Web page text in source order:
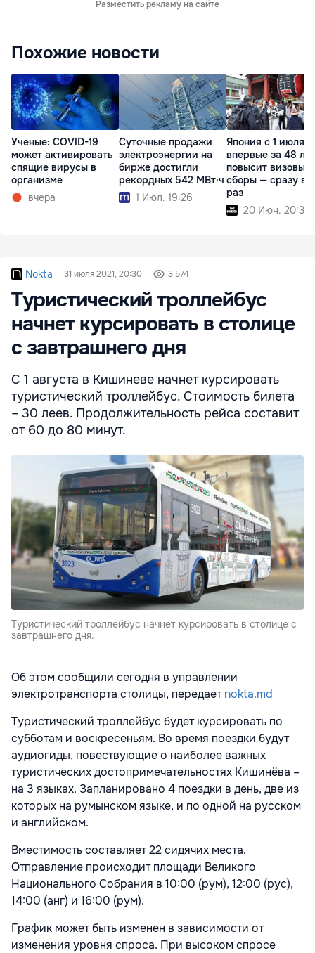
Разместить рекламу на сайте
Похожие новости
Ученые: COVID-19
может активировать
спящие вирусы в
организме
вчера
Суточные продажи
электроэнергии на
бирже достигли
рекордных 542 МВт·ч
1 Июл. 19:26
Япония с 1 июля
впервые за 48 лет
повысит визовые
сборы — сразу в
раз
20 Июн. 20:30
Nokta 31 июля 2021, 20:30 3 574
Туристический троллейбус
начнет курсировать в столице
с завтрашнего дня
С 1 августа в Кишиневе начнет курсировать
туристический троллейбус. Стоимость билета
– 30 леев. Продолжительность рейса составит
от 60 до 80 минут.
Туристический троллейбус начнет курсировать в столице с
завтрашнего дня.
Об этом сообщили сегодня в управлении
электротранспорта столицы, передаетnokta.md
Туристический троллейбус будет курсировать по
субботам и воскресеньям. Во время поездки будут
аудиогиды, повествующие о наиболее важных
туристических достопримечательностях Кишинёва –
на 3 языках. Запланировано 4 поездки в день, две из
которых на румынском языке, и по одной на русском
и английском.
Вместимость составляет 22 сидячих места.
Отправление происходит площади Великого
Национального Собрания в 10:00 (рум), 12:00 (рус),
14:00 (анг) и 16:00 (рум).
График может быть изменен в зависимости от
изменения уровня спроса. При высоком спросе